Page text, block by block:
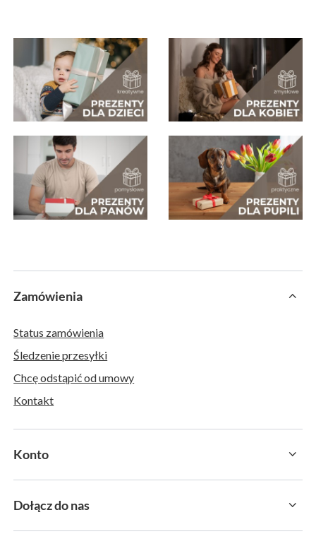
Zamówienia
Status zamówienia
Śledzenie przesyłki
Chcę odstąpić od umowy
Kontakt
Konto
Dołącz do nas